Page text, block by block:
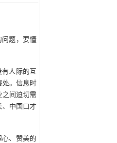
问题，要懂
人际的互
处。信息时
之间迫切需
、中国口才
、赞美的